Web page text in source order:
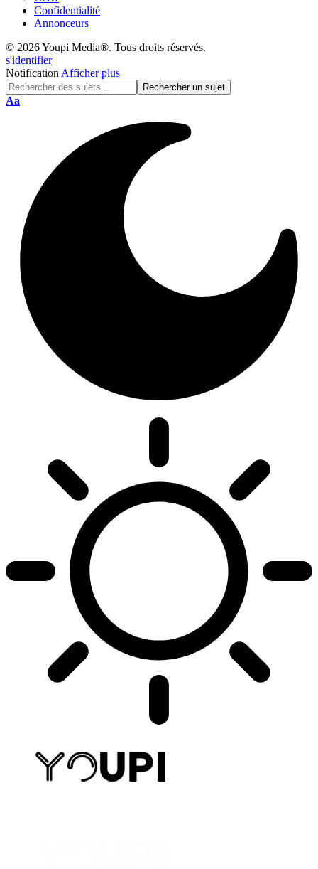
Confidentialité
Annonceurs
© 2026 Youpi Media®. Tous droits réservés.
s'identifier
Notification Afficher plus
Réinitialisation
Aa